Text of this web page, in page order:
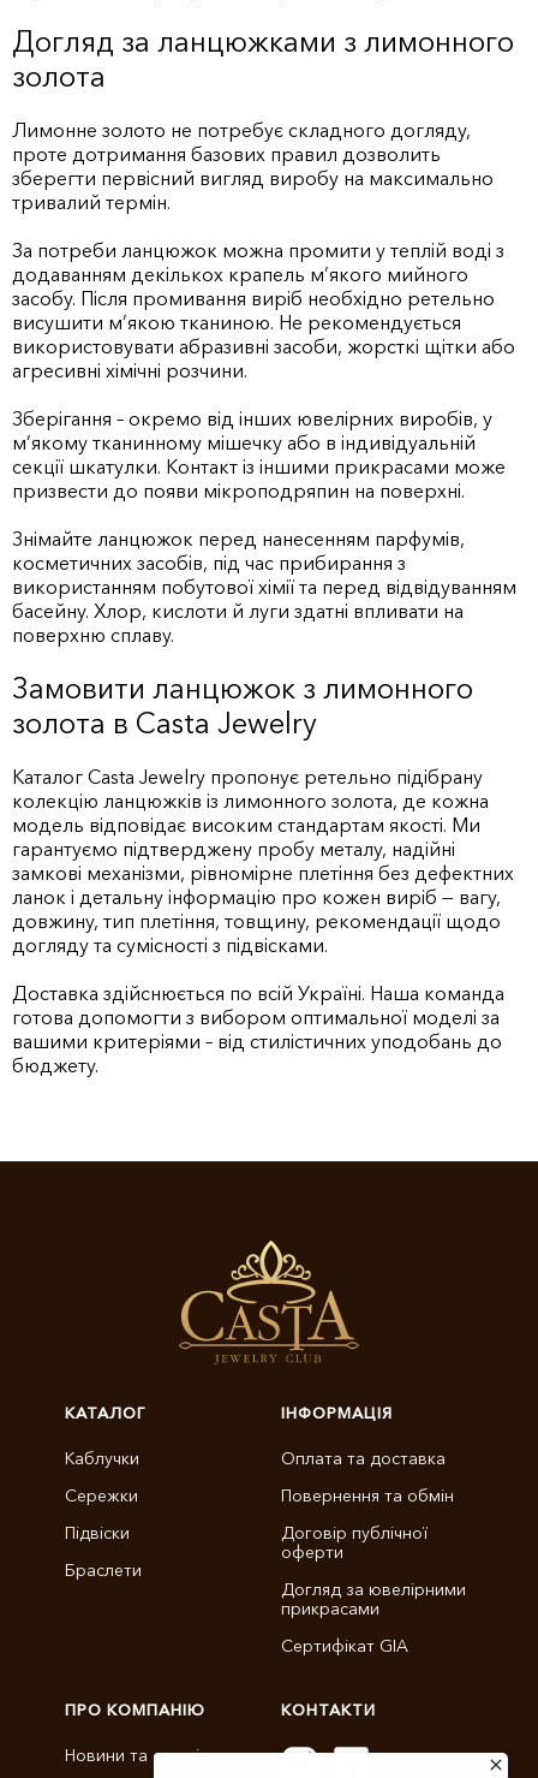
Догляд за ланцюжками з лимонного
золота
Лимонне золото не потребує складного догляду,
проте дотримання базових правил дозволить
зберегти первісний вигляд виробу на максимально
тривалий термін.
За потреби ланцюжок можна промити у теплій воді з
додаванням декількох крапель м’якого мийного
засобу. Після промивання виріб необхідно ретельно
висушити м’якою тканиною. Не рекомендується
використовувати абразивні засоби, жорсткі щітки або
агресивні хімічні розчини.
Зберігання – окремо від інших ювелірних виробів, у
м’якому тканинному мішечку або в індивідуальній
секції шкатулки. Контакт із іншими прикрасами може
призвести до появи мікроподряпин на поверхні.
Знімайте ланцюжок перед нанесенням парфумів,
косметичних засобів, під час прибирання з
використанням побутової хімії та перед відвідуванням
басейну. Хлор, кислоти й луги здатні впливати на
поверхню сплаву.
Замовити ланцюжок з лимонного
золота в Casta Jewelry
Каталог Casta Jewelry пропонує ретельно підібрану
колекцію ланцюжків із лимонного золота, де кожна
модель відповідає високим стандартам якості. Ми
гарантуємо підтверджену пробу металу, надійні
замкові механізми, рівномірне плетіння без дефектних
ланок і детальну інформацію про кожен виріб — вагу,
довжину, тип плетіння, товщину, рекомендації щодо
догляду та сумісності з підвісками.
Доставка здійснюється по всій Україні. Наша команда
готова допомогти з вибором оптимальної моделі за
вашими критеріями – від стилістичних уподобань до
бюджету.
КАТАЛОГ
Каблучки
Сережки
Підвіски
Браслети
ІНФОРМАЦІЯ
Оплата та доставка
Повернення та обмін
Договір публічної
оферти
Догляд за ювелірними
прикрасами
Сертифікат GIA
ПРО КОМПАНІЮ
Новини та статті
КОНТАКТИ